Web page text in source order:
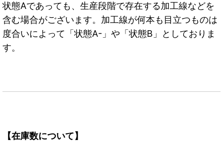
状態Aであっても、生産段階で存在する加工線などを
含む場合がございます。加工線が何本も目立つものは
度合いによって「状態A-」や「状態B」としておりま
す。
【在庫数について】